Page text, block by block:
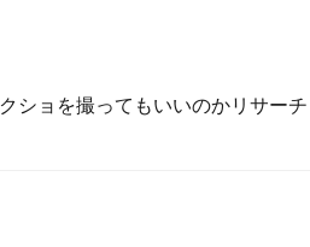
ショを撮ってもいいのかリサーチ